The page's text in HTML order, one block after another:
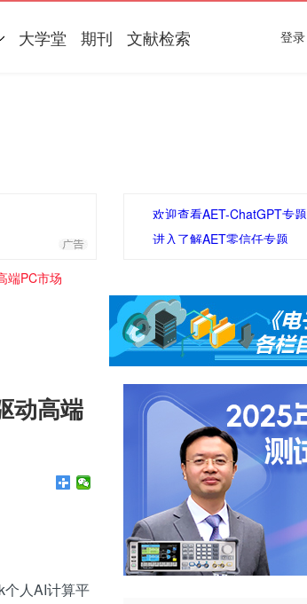
大学堂 期刊 文献检索 登录
欢迎查看AET-ChatGPT专题
进入了解AET零信任专题
端PC市场
动高端
人AI计算平